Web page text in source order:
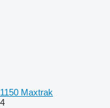
1150 Maxtrak
4